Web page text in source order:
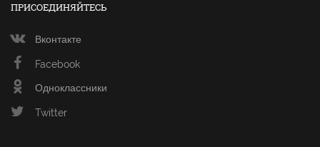
ПРИСОЕДИНЯЙТЕСЬ
Вконтакте
Facebook
Одноклассники
Twitter